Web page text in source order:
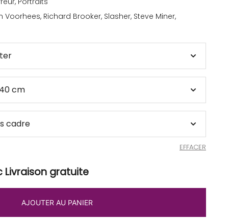
Voorhees, Richard Brooker, Slasher, Steve Miner,
EFFACER
Livraison gratuite
AJOUTER AU PANIER